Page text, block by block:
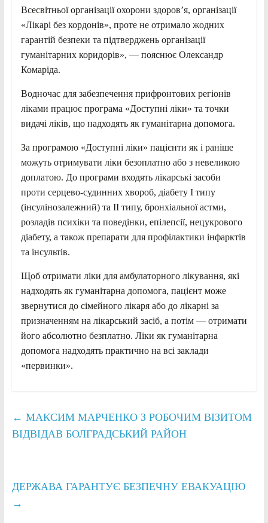
Всесвітньої організації охорони здоров’я, організації
«Лікарі без кордонів», проте не отримало жодних
гарантій безпеки та підтверджень організації
гуманітарних коридорів», — пояснює Олександр
Комаріда.
Водночас для забезпечення прифронтових регіонів
ліками працює програма «Доступні ліки» та точки
видачі ліків, що надходять як гуманітарна допомога.
За програмою «Доступні ліки» пацієнти як і раніше
можуть отримувати ліки безоплатно або з невеликою
доплатою. До програми входять лікарські засоби
проти серцево-судинних хвороб, діабету І типу
(інсулінозалежний) та ІІ типу, бронхіальної астми,
розладів психіки та поведінки, епілепсії, нецукрового
діабету, а також препарати для профілактики інфарктів
та інсультів.
Щоб отримати ліки для амбулаторного лікування, які
надходять як гуманітарна допомога, пацієнт може
звернутися до сімейного лікаря або до лікарні за
призначенням на лікарський засіб, а потім — отримати
його абсолютно безплатно. Ліки як гуманітарна
допомога надходять практично на всі заклади
«первинки».
← МАКСИМ МАРЧЕНКО З РОБОЧИМ ВІЗИТОМ
ВІДВІДАВ БОЛГРАДСЬКИЙ РАЙОН
ДЕРЖАВА ГАРАНТУЄ БЕЗПЕЧНУ ЕВАКУАЦІЮ
→